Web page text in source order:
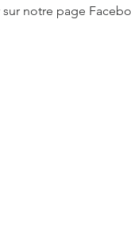
sur notre page